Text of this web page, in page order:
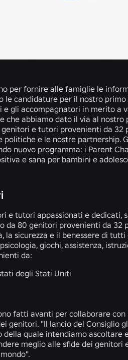
per fornire alle famiglie le
le candidature per il nostro primo
gli accompagnatori in merito a
che abbiamo dato il via al
e tutori provenienti da
e le nostre partnership.
nuovo programma: i Parent
e sana per bambini e
e tutori appassionati e dedicati,
da 80 genitori provenienti da
la sicurezza e il benessere di
giochi, assistenza,
da:
degli Stati Uniti
fatti avanti per collaborare
genitori. "Il lancio del Consiglio
quale intendiamo ascoltare
meglio alle sfide dei